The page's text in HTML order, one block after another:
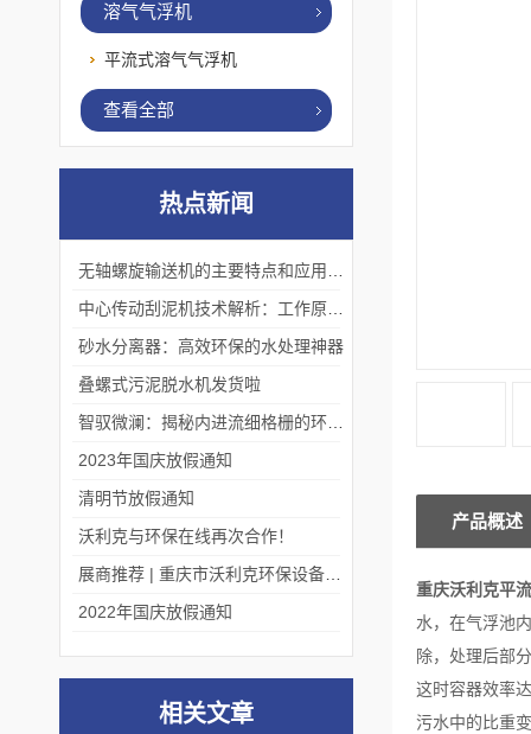
产品概述
重庆沃利克平
水，在气浮池
除，处理后部
这时容器效率
污水中的比重
溶气气浮机
平流式溶气气浮机
查看全部
热点新闻
砂水分离器：高效环保的水处理神器
叠螺式污泥脱水机发货啦
2023年国庆放假通知
清明节放假通知
沃利克与环保在线再次合作！
2022年国庆放假通知
相关文章